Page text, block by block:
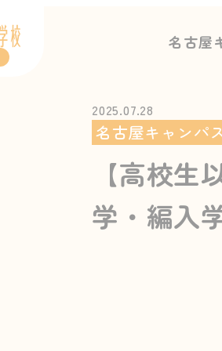
名古屋
【高校
学・編入
2025.07.28
名古屋キャンパ